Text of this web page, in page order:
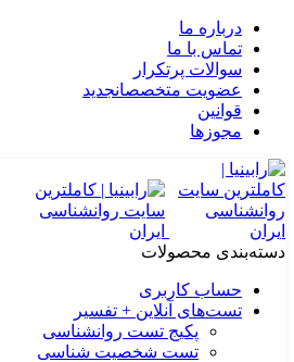
درباره ما
تماس با ما
سوالات پرتکرار
عضویت متخصصانجدید
قوانین
مجوزها
دسته‌بندی محصولات
حساب کاربری
تست‌های آنلاین + تفسیر
پکیج تست روانشناسی
تست شخصیت شناسی